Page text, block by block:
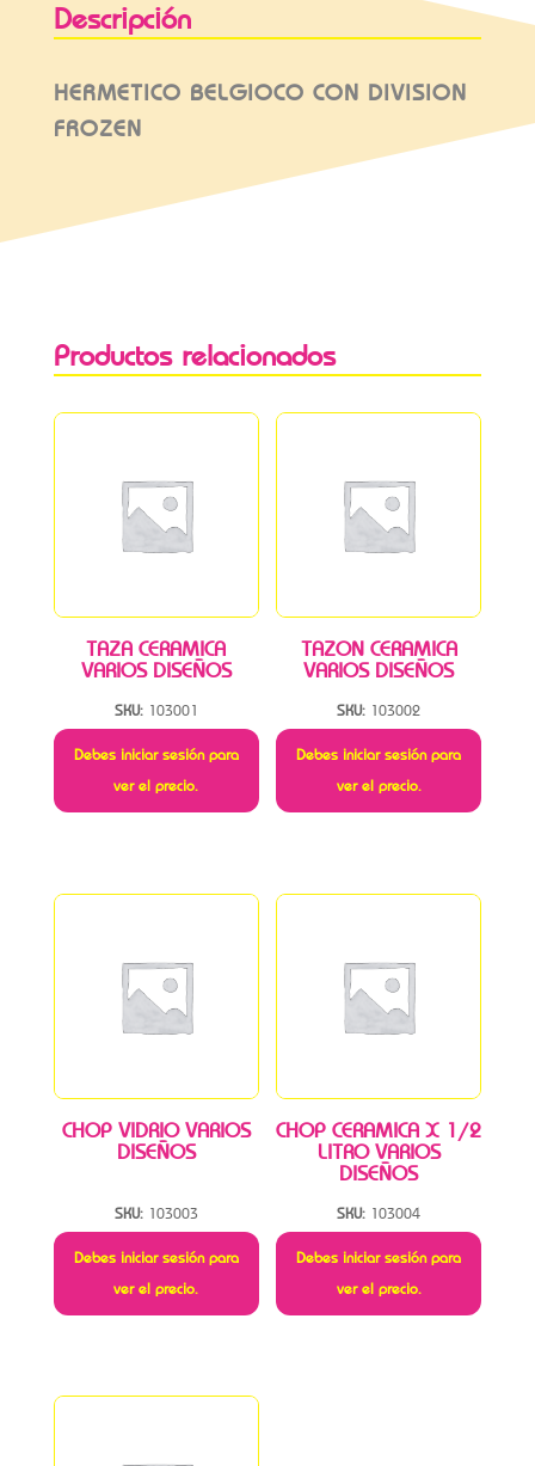
Descripción
HERMETICO BELGIOCO CON DIVISION
FROZEN
Productos relacionados
TAZA CERAMICA
VARIOS DISEÑOS
SKU: 103001
Debes iniciar sesión para
ver el precio.
TAZON CERAMICA
VARIOS DISEÑOS
SKU: 103002
Debes iniciar sesión para
ver el precio.
CHOP VIDRIO VARIOS
DISEÑOS
SKU: 103003
Debes iniciar sesión para
ver el precio.
CHOP CERAMICA X 1/2
LITRO VARIOS
DISEÑOS
SKU: 103004
Debes iniciar sesión para
ver el precio.